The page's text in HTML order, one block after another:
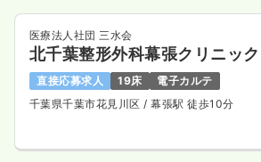
医療法人社団 三水会
北千葉整形外科幕張クリニック
直接応募求人 19床
電子カルテ
千葉県千葉市花見川区 / 幕張駅 徒歩10分